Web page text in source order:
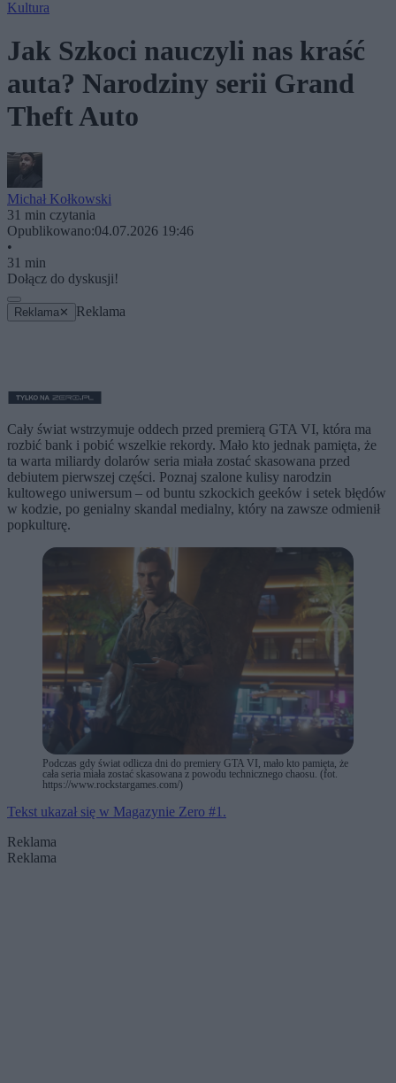
Kultura
Jak Szkoci nauczyli nas kraść
auta? Narodziny serii Grand
Theft Auto
Michał Kołkowski
31 min czytania
Opublikowano:04.07.2026 19:46
•
31 min
Dołącz do dyskusji!
Reklama ✕ Reklama
Cały świat wstrzymuje oddech przed premierą GTA VI, która ma
rozbić bank i pobić wszelkie rekordy. Mało kto jednak pamięta, że
ta warta miliardy dolarów seria miała zostać skasowana przed
debiutem pierwszej części. Poznaj szalone kulisy narodzin
kultowego uniwersum – od buntu szkockich geeków i setek błędów
w kodzie, po genialny skandal medialny, który na zawsze odmienił
popkulturę.
Podczas gdy świat odlicza dni do premiery GTA VI, mało kto pamięta, że
cała seria miała zostać skasowana z powodu technicznego chaosu. (fot.
https://www.rockstargames.com/)
Tekst ukazał się w Magazynie Zero #1.
Reklama
Reklama